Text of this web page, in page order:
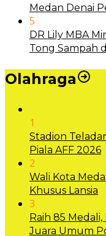
Medan Denai
5
DR Lily MBA
Tong Sampah
Olahraga
1
Stadion
Piala AFF 2026
2
Wali Kota
Khusus Lansia
3
Raih 85
Juara Umum